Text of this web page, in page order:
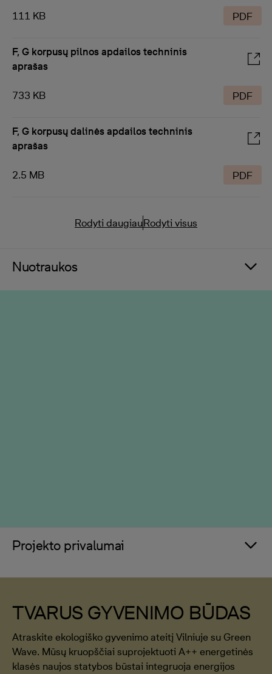
111 KB PDF
F, G korpusų pilnos apdailos techninis
aprašas
733 KB PDF
F, G korpusų dalinės apdailos techninis
aprašas
2.5 MB PDF
Rodyti daugiauRodyti visus
Nuotraukos
Projekto privalumai
TVARUS GYVENIMO BŪDAS
Atraskite ekologiško gyvenimo ateitį Vilniuje su Green
Wave. Mūsų kruopščiai suprojektuoti A++ energetinės
klasės naujos statybos būstai integruoja energijos